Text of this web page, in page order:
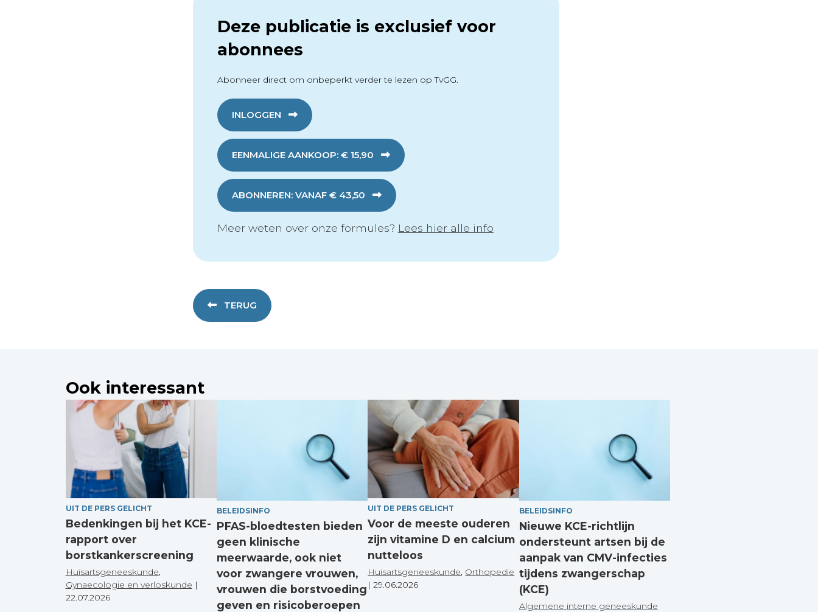
Deze publicatie is exclusief voor
abonnees
Abonneer direct om onbeperkt verder te lezen op TvGG.
INLOGGEN
EENMALIGE AANKOOP: € 15,90
ABONNEREN: VANAF € 43,50
Meer weten over onze formules? Lees hier alle info
TERUG
Ook interessant
UIT DE PERS GELICHT
Bedenkingen bij het KCE-
rapport over
borstkankerscreening
Huisartsgeneeskunde
Gynaecologie en verloskunde |
22.07.2026
BELEIDSINFO
PFAS-bloedtesten bieden
geen klinische
meerwaarde, ook niet
voor zwangere vrouwen,
vrouwen die borstvoeding
geven en risicoberoepen
UIT DE PERS GELICHT
Voor de meeste ouderen
zijn vitamine D en calcium
nutteloos
Huisartsgeneeskunde Orthopedie
|29.06.2026
BELEIDSINFO
Nieuwe KCE-richtlijn
ondersteunt artsen bij de
aanpak van CMV-infecties
tijdens zwangerschap
(KCE)
Algemene interne geneeskunde